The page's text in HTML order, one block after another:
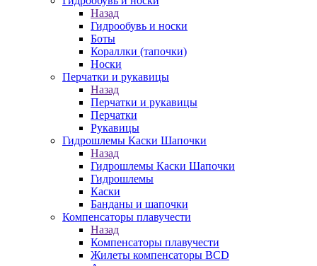
Назад
Гидрообувь и носки
Боты
Кораллки (тапочки)
Носки
Перчатки и рукавицы
Назад
Перчатки и рукавицы
Перчатки
Рукавицы
Гидрошлемы Каски Шапочки
Назад
Гидрошлемы Каски Шапочки
Гидрошлемы
Каски
Банданы и шапочки
Компенсаторы плавучести
Назад
Компенсаторы плавучести
Жилеты компенсаторы BCD